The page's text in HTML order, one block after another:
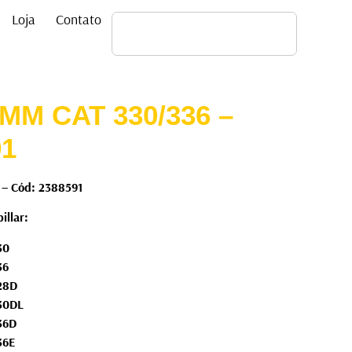
Loja Contato
CAT 330/336 –
Cód: 2388591